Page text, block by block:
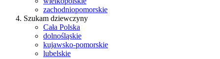
zachodniopomorskie
Szukam dziewczyny
Cała Polska
dolnośląskie
kujawsko-pomorskie
lubelskie